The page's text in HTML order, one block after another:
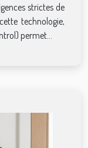
strictes de
technologie,
permet...